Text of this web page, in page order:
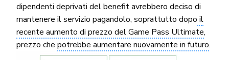
dipendenti deprivati del benefit avrebbero deciso di
mantenere il servizio pagandolo, soprattutto dopo il
recente aumento di prezzo del Game Pass Ultimate,
prezzo che potrebbe aumentare nuovamente in futuro.